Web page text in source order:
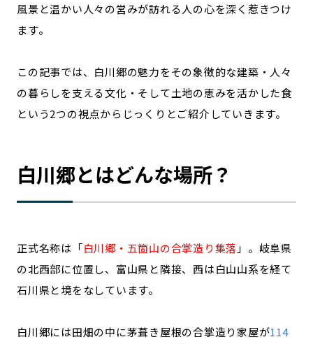
風景と温かい人々の営みが訪れる人の心を深く惹きつけ
ます。
この記事では、白川郷の魅力をその象徴的な建築・人々
の暮らしを支える文化・そして土地の恵みを活かした食
という2つの視点からじっくりとご紹介していきます。
白川郷とはどんな場所？
正式名称は「白川郷・五箇山の合掌造り集落 」。岐阜県
の北西部に位置し、富山県と隣接、西は白山山系を経て
石川県と境をなしています。
白川郷には田畑の中に茅葺き屋根の合掌造り家屋が114